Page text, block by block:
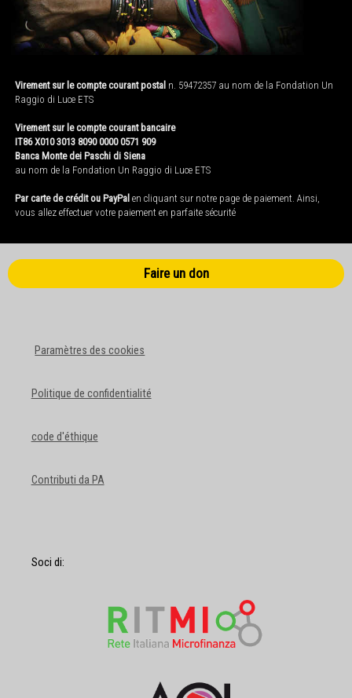
Virement sur le compte courant postal n. 59472357 au nom de la Fondation Un
Raggio di Luce ETS
Virement sur le compte courant bancaire
IT86 X010 3013 8090 0000 0571 909
Banca Monte dei Paschi di Siena
au nom de la Fondation Un Raggio di Luce ETS
Par carte de crédit ou PayPal en cliquant sur notre page de paiement. Ainsi,
vous allez effectuer votre paiement en parfaite sécurité
Faire un don
Paramètres des cookies
Politique de confidentialité
code d'éthique
Contributi da PA
Soci di: